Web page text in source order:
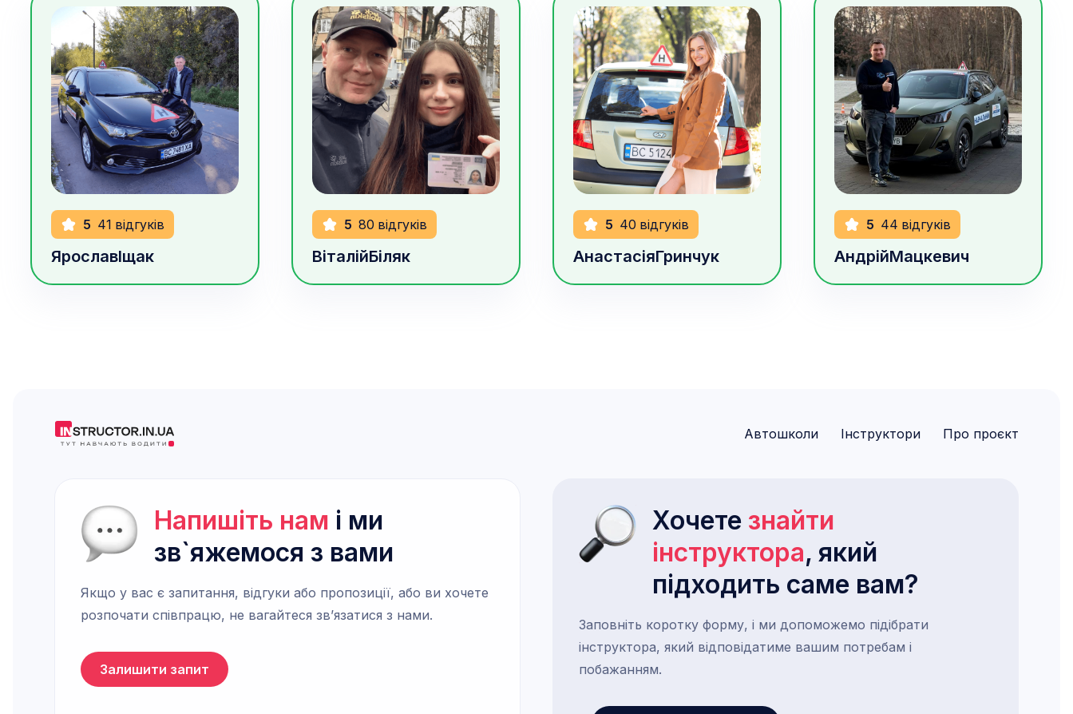
900грн/год
5 41 відгуків
ЯрославІщак
1000грн/год
5 80 відгуків
ВіталійБіляк
850грн/год
5 40 відгуків
АнастасіяГринчук
1000грн/год
5 44 відгуків
АндрійМацкевич
Автошколи Інструктори Про проєкт
Напишіть нам і ми
зв`яжемося з вами
Якщо у вас є запитання, відгуки або пропозиції, або ви хочете
розпочати співпрацю, не вагайтеся зв’язатися з нами.
Залишити запит
Хочете знайти
інструктора, який
підходить саме вам?
Заповніть коротку форму, і ми допоможемо підібрати
інструктора, який відповідатиме вашим потребам і
побажанням.